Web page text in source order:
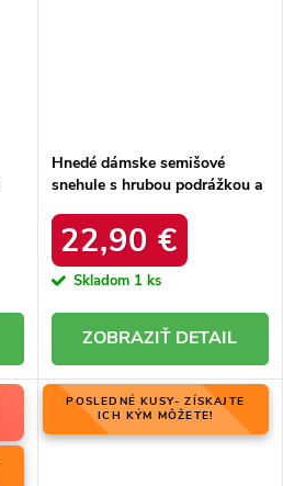
Hnedé dámske semišové
snehule s hrubou podrážkou a
produktu OO274A098
22,90 €
Skladom 1 ks
DETAIL
POSLEDNÉ KUSY- ZÍSKAJTE
ICH KÝM MÔŽETE!